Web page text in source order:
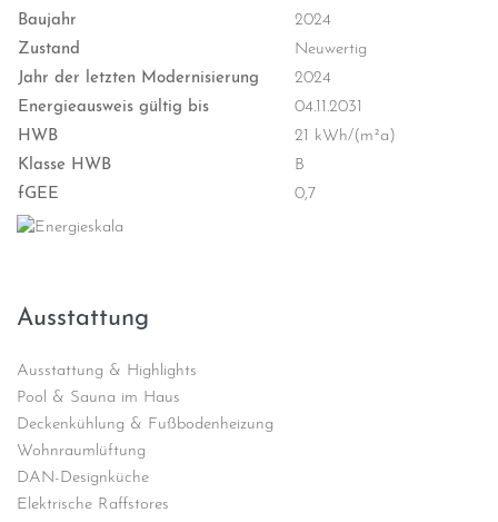
Baujahr
2024
Zustand
Neuwertig
Jahr der letzten Modernisierung
2024
Energieausweis gültig bis
04.11.2031
HWB
21 kWh/(m²a)
Klasse HWB
B
fGEE
0,7
Ausstattung
Ausstattung & Highlights
Pool & Sauna im Haus
Deckenkühlung & Fußbodenheizung
Wohnraumlüftung
DAN-Designküche
Elektrische Raffstores